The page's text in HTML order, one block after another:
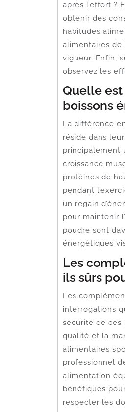
après l’effort ?
obtenir des
habitudes
alimentaires de
vigueur. Enfin,
observez les
Quelle
boissons
La différence
réside dans
principalement
croissance
protéines de
pendant
un regain
pour maintenir
poudre sont
énergétiques
Les
ils sûrs
Les
interrogations
sécurité de ces
qualité et la
alimentaires
professionnel
alimentation
bénéfiques
respecter les